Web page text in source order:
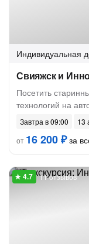
Индивидуальная
Свияжск и
Посетить
технологий на
Завтра в 09:00
13
от 16 200 ₽за
11 отзывов